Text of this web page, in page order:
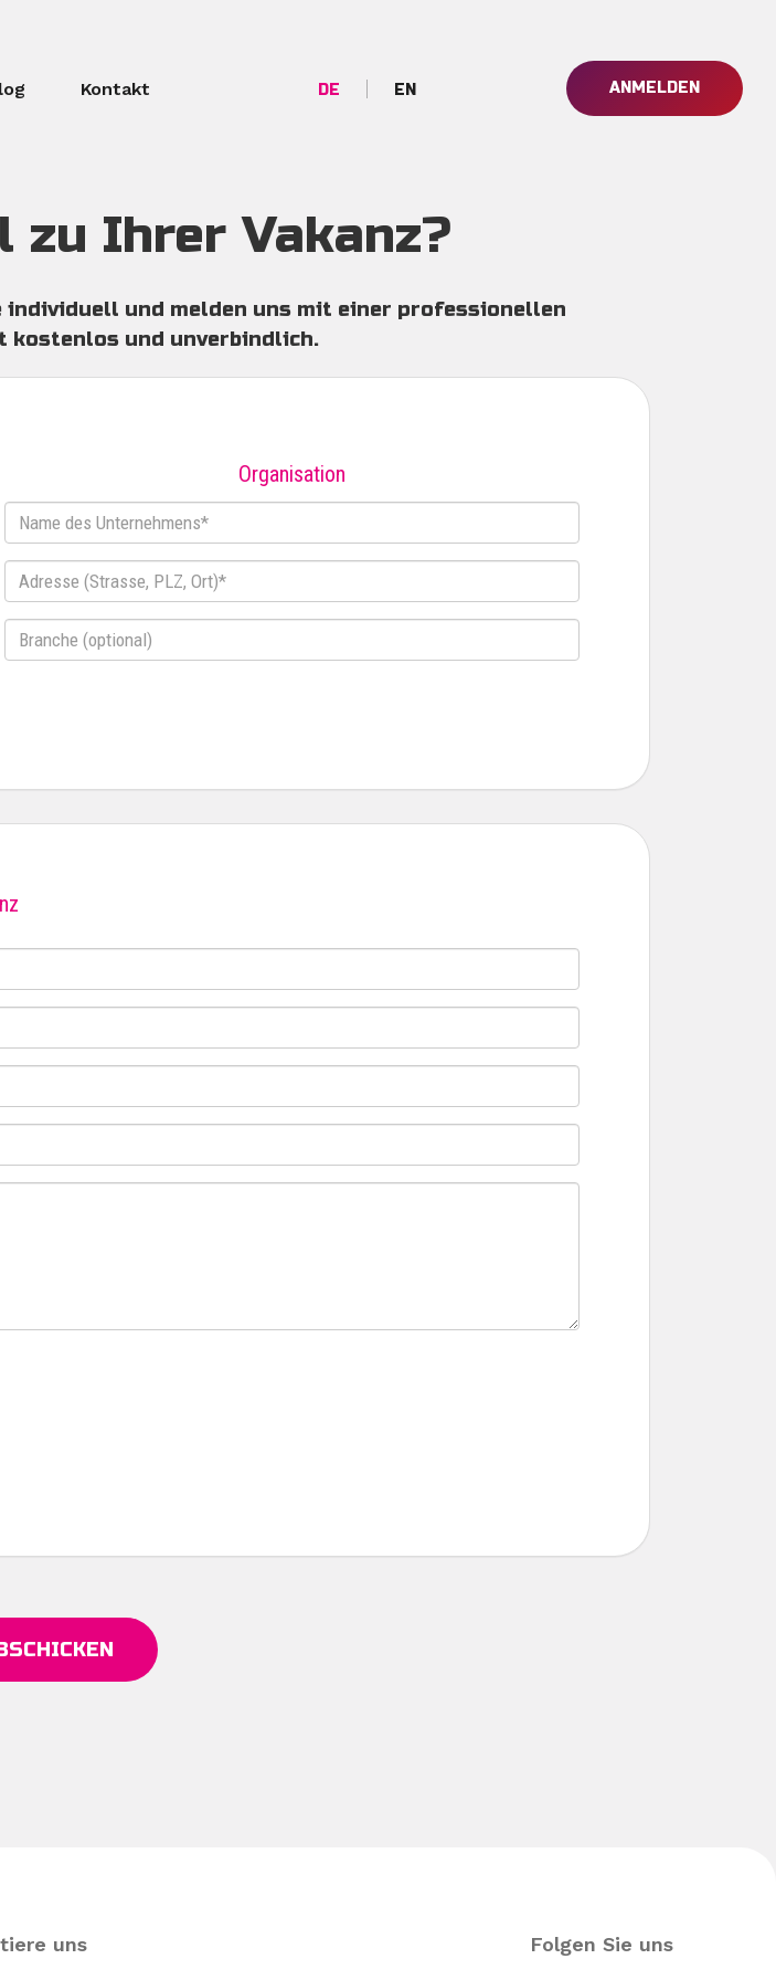
Kontakt DE EN
Account
ANMELDEN
zu Ihrer Vakanz?
individuell und melden uns mit einer professionellen
kostenlos und unverbindlich.
Organisation
Name
des
Unternehmens*
Adresse
(Strasse,
PLZ,
Ort)*
Branche
(optional)
uns Folgen Sie uns